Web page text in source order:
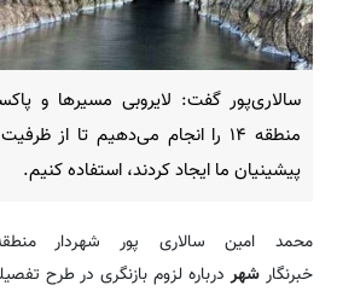
سالاری‌پور گفت: لایروبی مسیرها و
منطقه ۱۴ را انجام می‌دهیم تا از
پیشینیان ما ایجاد کردند، استفاده کنیم.
خبرنگار شهر درباره لزوم بازنگری در طرح